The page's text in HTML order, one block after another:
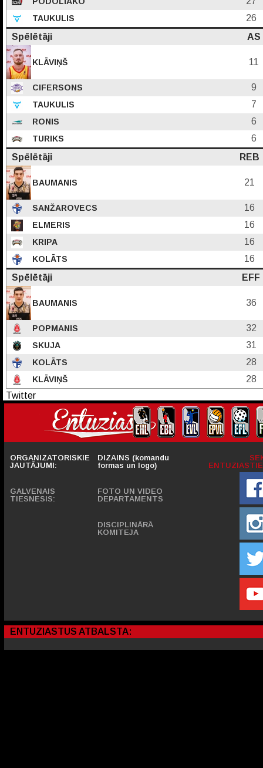
TAUKULIS
26
Spēlētāji
AS
KLĀVIŅŠ 11
CIFERSONS 9
TAUKULIS 7
RONIS 6
TURIKS
6
Spēlētāji
REB
BAUMANIS 21
SANŽAROVECS 16
ELMERIS 16
KRIPA 16
KOLĀTS
16
Spēlētāji
EFF
BAUMANIS 36
POPMANIS 32
SKUJA 31
KOLĀTS 28
KLĀVIŅŠ
28
Twitter
ORGANIZATORISKIE
JAUTĀJUMI:
GALVENAIS
TIESNESIS:
DIZAINS (komandu
formas un logo)
FOTO UN VIDEO
DEPARTAMENTS
DISCIPLINĀRĀ
KOMITEJA
ENTUZIASTUS ATBALSTA: